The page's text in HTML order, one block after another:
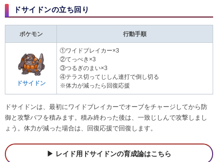
ドサイドンの立ち回り
ポケモン 行動手順
ドサイドン
①ワイドブレイカー×3
②てっぺき×3
③つるぎのまい×3
④テラス切ってじしん連打で倒し切る
※体力が減ったら回復応援
ドサイドンは、最初にワイドブレイカーでオーブをチャージしてから防
御と攻撃バフを積みます。積み終わった後は、一致じしんで攻撃しまし
ょう。体力が減った場合は、回復応援で回復します。
レイド用ドサイドンの育成論はこちら